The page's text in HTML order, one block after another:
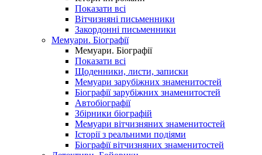
Показати всі
Вітчизняні письменники
Закордонні письменники
Мемуари. Біографії
Мемуари. Біографії
Показати всі
Щоденники, листи, записки
Мемуари зарубіжних знаменитостей
Біографії зарубіжних знаменитостей
Автобіографії
Збірники біографій
Мемуари вітчизняних знаменитостей
Історії з реальними подіями
Біографії вітчизняних знаменитостей